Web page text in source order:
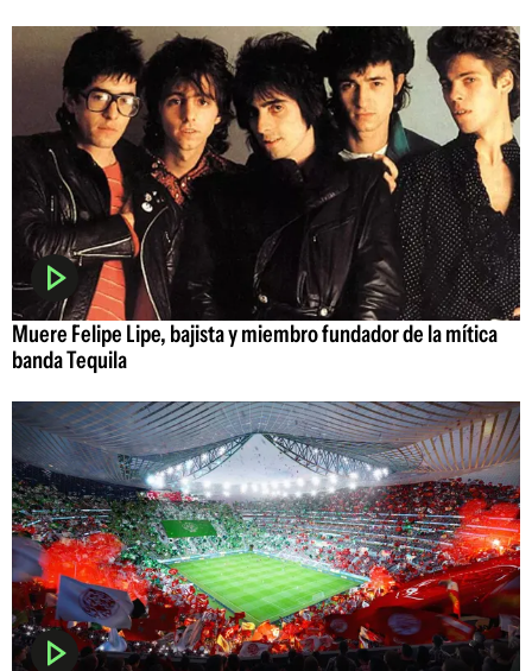
Muere Felipe Lipe, bajista y miembro fundador de la mítica
banda Tequila